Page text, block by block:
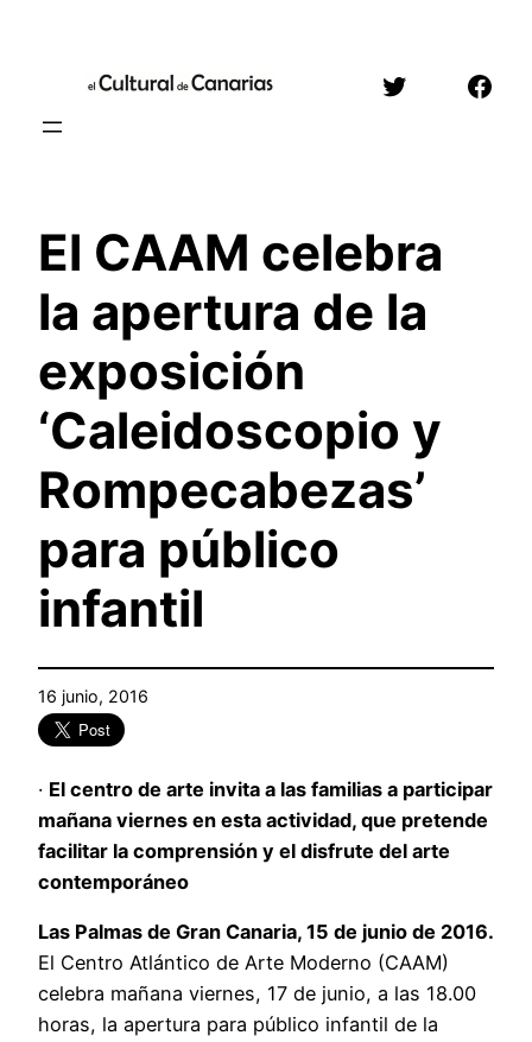
contenido
Twitter
El CAAM celebra
la apertura de la
exposición
‘Caleidoscopio y
Rompecabezas’
para público
infantil
16 junio, 2016
· El centro de arte invita a las familias a participar
mañana viernes en esta actividad, que pretende
facilitar la comprensión y el disfrute del arte
contemporáneo
Las Palmas de Gran Canaria, 15 de junio de 2016.
El Centro Atlántico de Arte Moderno (CAAM)
celebra mañana viernes, 17 de junio, a las 18.00
horas, la apertura para público infantil de la